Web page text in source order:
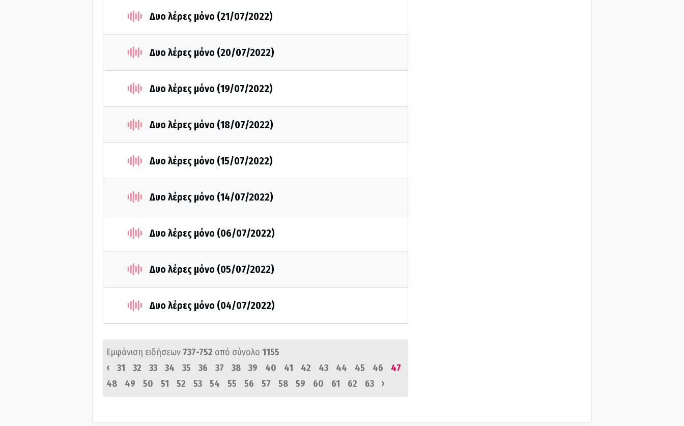
Δυο λέρες μόνο (21/07/2022)
Δυο λέρες μόνο (20/07/2022)
Δυο λέρες μόνο (19/07/2022)
Δυο λέρες μόνο (18/07/2022)
Δυο λέρες μόνο (15/07/2022)
Δυο λέρες μόνο (14/07/2022)
Δυο λέρες μόνο (06/07/2022)
Δυο λέρες μόνο (05/07/2022)
Δυο λέρες μόνο (04/07/2022)
Εμφάνιση ειδήσεων 737-752 από σύνολο 1155
‹
31 32 33 34 35 36 37 38 39 40 41 42 43 44 45 46
47
48
49 50 51 52 53 54 55 56 57 58 59 60 61 62 63 ›